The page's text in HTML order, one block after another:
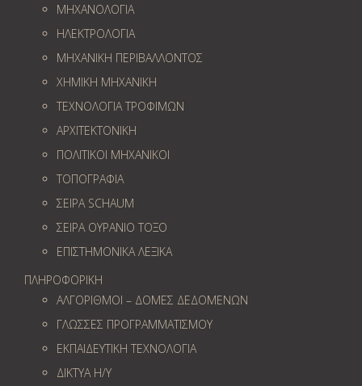
ΜΗΧΑΝΟΛΟΓΙΑ
ΗΛΕΚΤΡΟΛΟΓΙΑ
ΜΗΧΑΝΙΚΗ ΠΕΡΙΒΑΛΛΟΝΤΟΣ
ΧΗΜΙΚΗ ΜΗΧΑΝΙΚΗ
ΤΕΧΝΟΛΟΓΙΑ ΤΡΟΦΙΜΩΝ
ΑΡΧΙΤΕΚΤΟΝΙΚΗ
ΠΟΛΙΤΙΚΟΙ ΜΗΧΑΝΙΚΟΙ
ΤΟΠΟΓΡΑΦΙΑ
ΣΕΙΡΑ SCHAUM
ΣΕΙΡΑ ΟΥΡΑΝΙΟ ΤΟΞΟ
ΕΠΙΣΤΗΜΟΝΙΚΑ ΛΕΞΙΚΑ
ΠΛΗΡΟΦΟΡΙΚΗ
ΑΛΓΟΡΙΘΜΟΙ – ΔΟΜΕΣ ΔΕΔΟΜΕΝΩΝ
ΓΛΩΣΣΕΣ ΠΡΟΓΡΑΜΜΑΤΙΣΜΟΥ
ΕΚΠΑΙΔΕΥΤΙΚΗ ΤΕΧΝΟΛΟΓΙΑ
ΔΙΚΤΥΑ Η/Υ